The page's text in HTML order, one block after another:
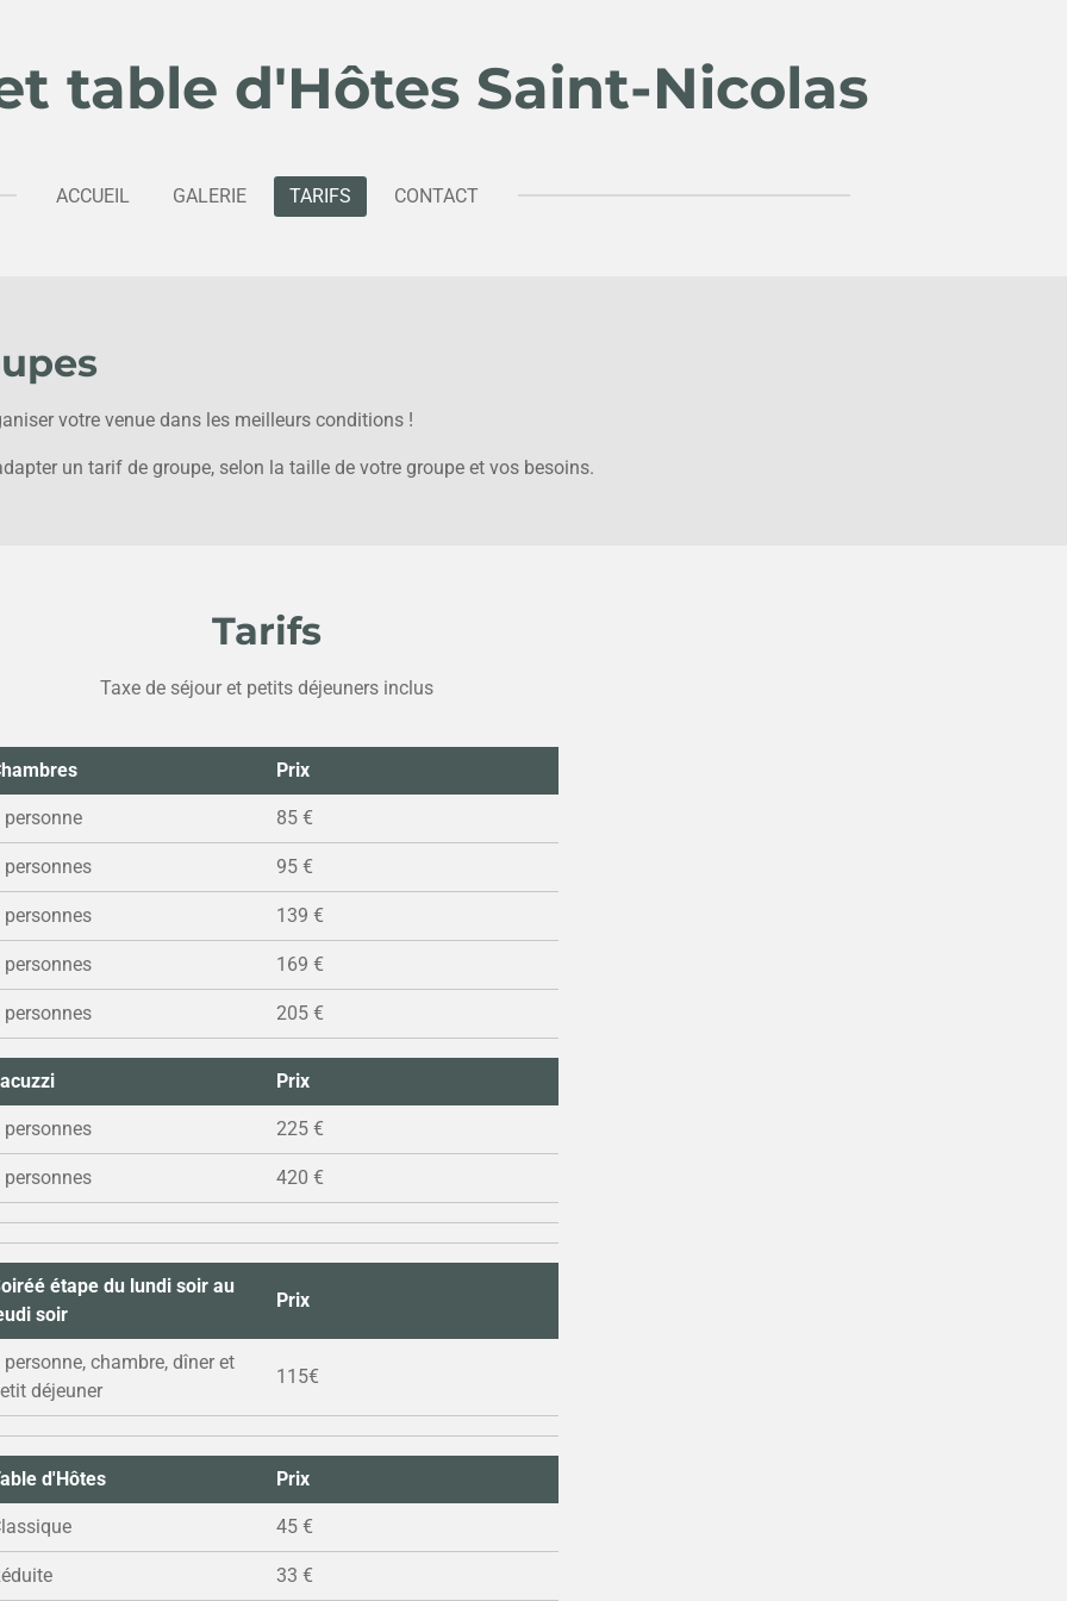
table d'Hôtes Saint-Nicolas
ACCUEIL GALERIE TARIFS CONTACT
votre venue dans les meilleurs conditions !
un tarif de groupe, selon la taille de votre groupe et vos besoins.
Tarifs
Taxe de séjour et petits déjeuners inclus
Prix
personne 85 €
personnes 95 €
personnes 139 €
personnes 169 €
personnes 205 €
Prix
personnes 225 €
personnes 420 €
étape du lundi soir au
soir
Prix
personne, chambre, dîner et
déjeuner
115€
d'Hôtes Prix
45 €
33 €